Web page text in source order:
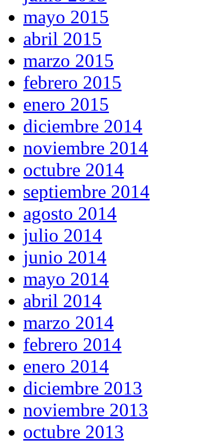
mayo 2015
abril 2015
marzo 2015
febrero 2015
enero 2015
diciembre 2014
noviembre 2014
octubre 2014
septiembre 2014
agosto 2014
julio 2014
junio 2014
mayo 2014
abril 2014
marzo 2014
febrero 2014
enero 2014
diciembre 2013
noviembre 2013
octubre 2013